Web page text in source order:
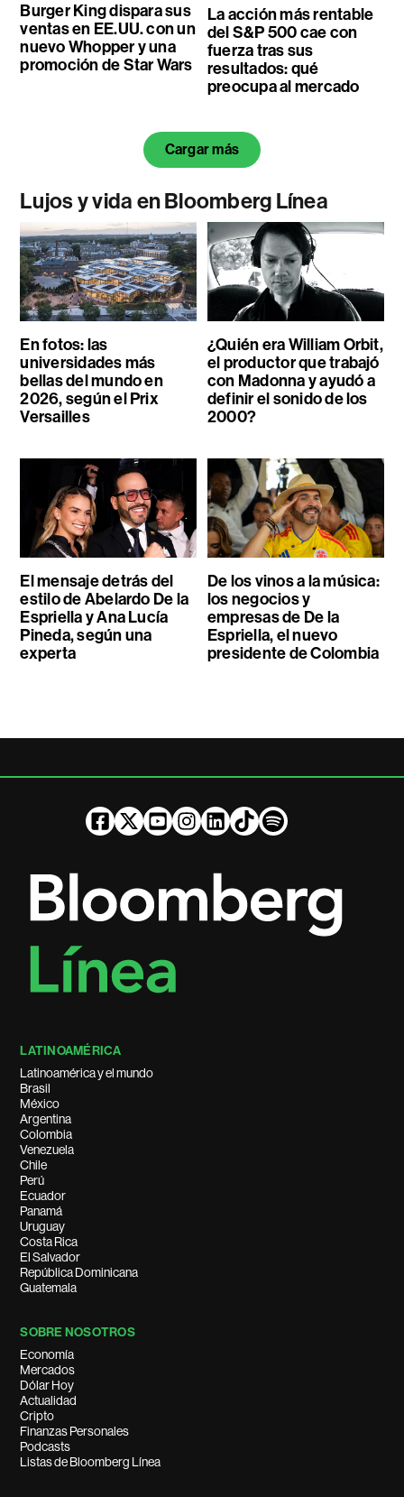
Burger King dispara sus
ventas en EE.UU. con un
nuevo Whopper y una
promoción de Star Wars
La acción más rentable
del S&P 500 cae con
fuerza tras sus
resultados: qué
preocupa al mercado
Cargar más
Lujos y vida en Bloomberg Línea
En fotos: las
universidades más
bellas del mundo en
2026, según el Prix
Versailles
¿Quién era William Orbit,
el productor que trabajó
con Madonna y ayudó a
definir el sonido de los
2000?
El mensaje detrás del
estilo de Abelardo De la
Espriella y Ana Lucía
Pineda, según una
experta
De los vinos a la música:
los negocios y
empresas de De la
Espriella, el nuevo
presidente de Colombia
LATINOAMÉRICA
Latinoamérica y el mundo
Brasil
México
Argentina
Colombia
Venezuela
Chile
Perú
Ecuador
Panamá
Uruguay
Costa Rica
El Salvador
República Dominicana
Guatemala
SOBRE NOSOTROS
Economía
Mercados
Dólar Hoy
Actualidad
Cripto
Finanzas Personales
Podcasts
Listas de Bloomberg Línea